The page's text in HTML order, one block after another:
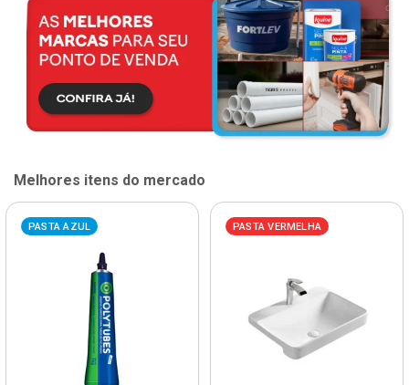
Melhores itens do mercado
PASTA AZUL PASTA VERMELHA